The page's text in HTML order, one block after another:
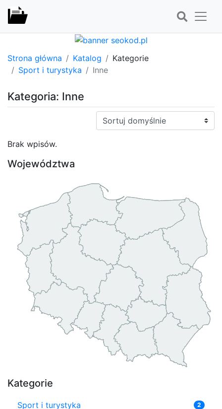
Strona główna Katalog
Kategorie
Sport i turystyka
Inne
Kategoria: Inne
Sortuj:
Brak wpisów.
Województwa
Kategorie
Sport i turystyka 2